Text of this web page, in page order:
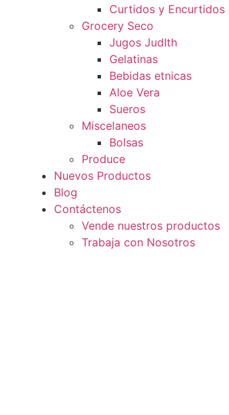
Curtidos y Encurtidos
Grocery Seco
Jugos JudIth
Gelatinas
Bebidas etnicas
Aloe Vera
Sueros
Miscelaneos
Bolsas
Produce
Nuevos Productos
Blog
Contáctenos
Vende nuestros productos
Trabaja con Nosotros